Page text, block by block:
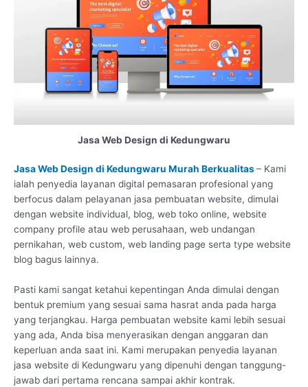
Jasa Web Design di Kedungwaru
Jasa Web Design di Kedungwaru Murah Berkualitas– Kami
ialah penyedia layanan digital pemasaran profesional yang
berfocus dalam pelayanan jasa pembuatan website, dimulai
dengan website individual, blog, web toko online, website
company profile atau web perusahaan, web undangan
pernikahan, web custom, web landing page serta type website
blog bagus lainnya.
Pasti kami sangat ketahui kepentingan Anda dimulai dengan
bentuk premium yang sesuai sama hasrat anda pada harga
yang terjangkau. Harga pembuatan website kami lebih sesuai
yang ada, Anda bisa menyerasikan dengan anggaran dan
keperluan anda saat ini. Kami merupakan penyedia layanan
jasa website di Kedungwaru yang dipenuhi dengan tanggung-
jawab dari pertama rencana sampai akhir kontrak.